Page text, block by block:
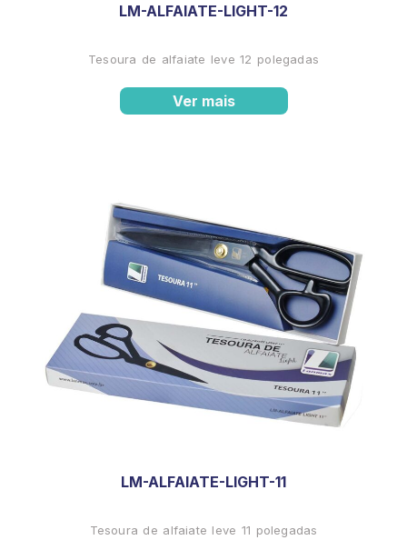
LM-ALFAIATE-LIGHT-12
Tesoura de alfaiate leve 12 polegadas
Ver mais
LM-ALFAIATE-LIGHT-11
Tesoura de alfaiate leve 11 polegadas